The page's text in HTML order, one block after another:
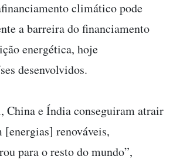
climático pode
a barreira do financiamento
energética, hoje
desenvolvidos.
China e Índia conseguiram atrair
[energias] renováveis,
para o resto do mundo”,